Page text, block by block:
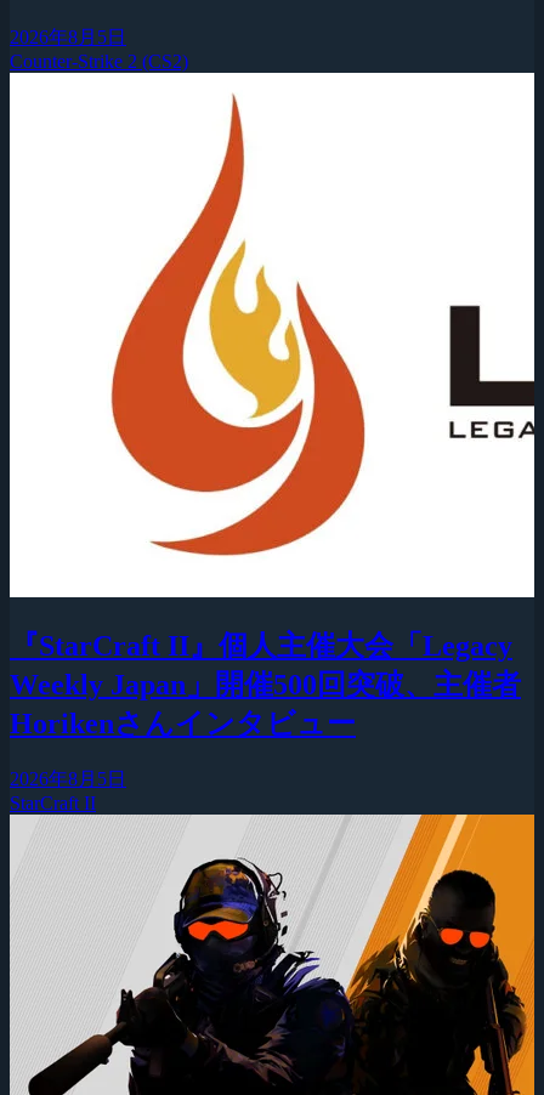
2026年8月5日
Counter-Strike 2 (CS2)
『StarCraft II』個人主催大会「Legacy
Weekly Japan」開催500回突破、主催者
Horikenさんインタビュー
2026年8月5日
StarCraft II